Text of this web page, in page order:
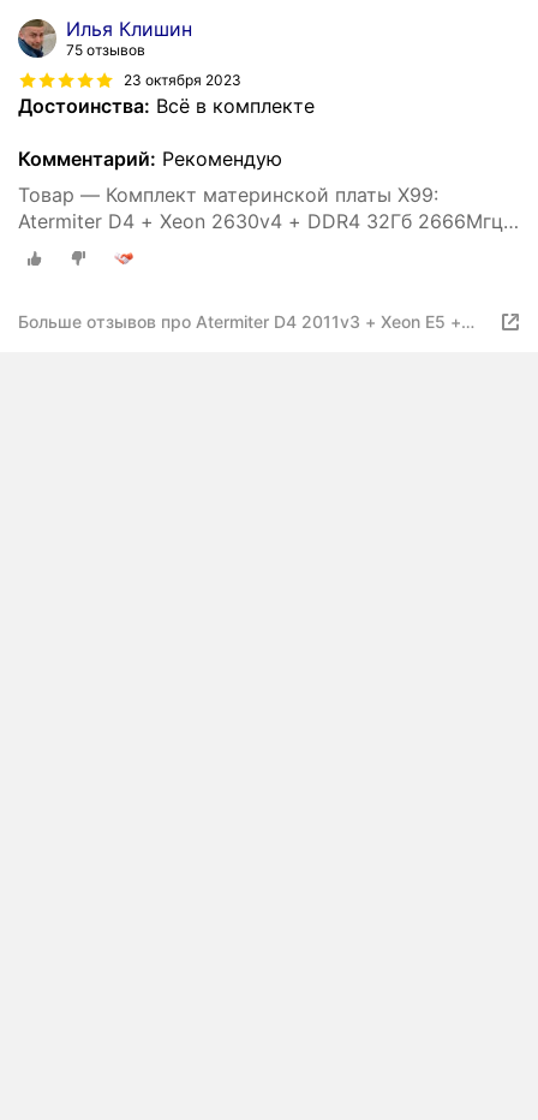
Илья Клишин
75 отзывов
23 октября 2023
Достоинства: Всё в комплекте
Комментарий: Рекомендую
Товар — Комплект материнской платы X99:
Atermiter D4 + Xeon 2630v4 + DDR4 32Гб 2666Мгц
Atermiter 4x8Гб
Больше отзывов про Atermiter D4 2011v3 + Xeon E5 +